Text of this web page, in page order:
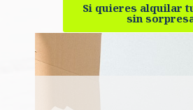
Si quieres alquilar
sin